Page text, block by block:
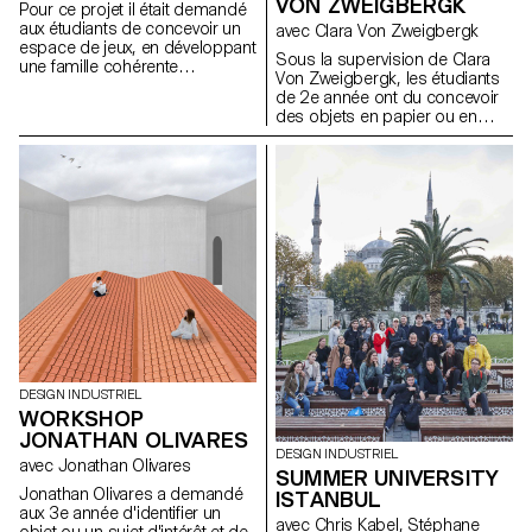
Pour ce projet il était demandé
aux étudiants de concevoir un
espace de jeux, en développant
une famille cohérente
Les étudiants ont donc dû
rechercher, identifier,
sélectionner, analyser et
documenter un site afin qu’il
VON ZWEIGBERGK
avec Clara Von Zweigbergk
Sous la supervision de Clara
Von Zweigbergk, les étudiants
de 2e année ont du concevoir
des objets en papier ou en
carton autour du thème des
fêtes, et tout autre type de
festivités.
DESIGN INDUSTRIEL
WORKSHOP
JONATHAN OLIVARES
avec Jonathan Olivares
Jonathan Olivares a demandé
aux 3e année d'identifier un
DESIGN INDUSTRIEL
SUMMER UNIVERSITY
ISTANBUL
avec Chris Kabel, Stéphane